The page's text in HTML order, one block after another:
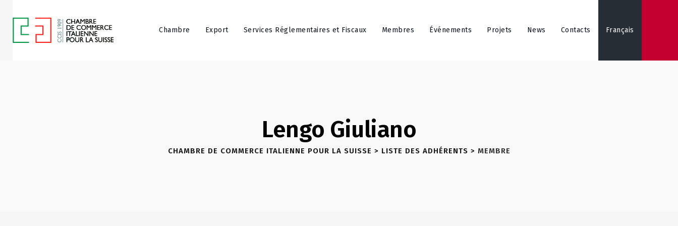
Chambre Export Services Réglementaires et Fiscaux Membres Événements Projets News Contacts Français
Lengo Giuliano
CHAMBRE DE COMMERCE ITALIENNE POUR LA SUISSE > LISTE DES ADHÉRENTS > MEMBRE